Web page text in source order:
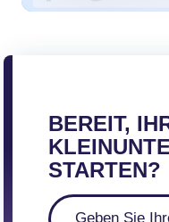
BEREIT,
STARTEN?